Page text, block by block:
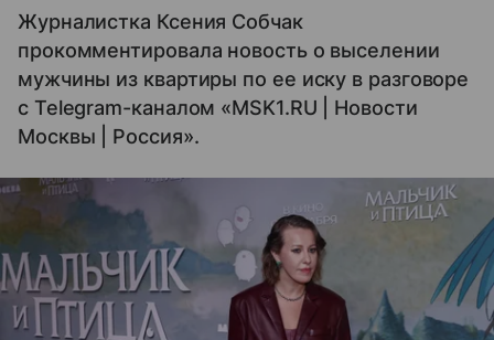
Журналистка Ксения Собчак
прокомментировала новость о выселении
мужчины из квартиры по ее иску в разговоре
с Telegram-каналом «MSK1.RU | Новости
Москвы | Россия».